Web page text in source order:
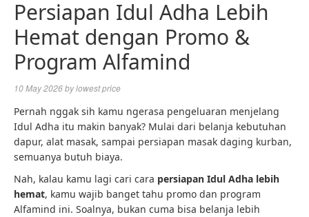
Persiapan Idul Adha Lebih
Hemat dengan Promo &
Program Alfamind
10 May 2026bylowest price
Pernah nggak sih kamu ngerasa pengeluaran menjelang
Idul Adha itu makin banyak? Mulai dari belanja kebutuhan
dapur, alat masak, sampai persiapan masak daging kurban,
semuanya butuh biaya.
Nah, kalau kamu lagi cari cara persiapan Idul Adha lebih
hemat, kamu wajib banget tahu promo dan program
Alfamind ini. Soalnya, bukan cuma bisa belanja lebih